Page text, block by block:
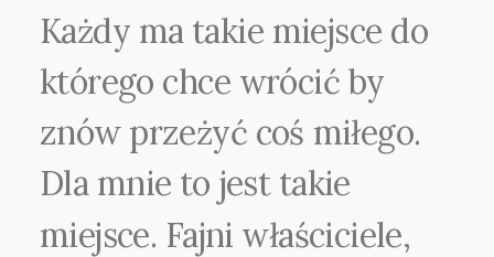
Każdy ma takie miejsce do
którego chce wrócić by
znów przeżyć coś miłego.
Dla mnie to jest takie
miejsce. Fajni właściciele,